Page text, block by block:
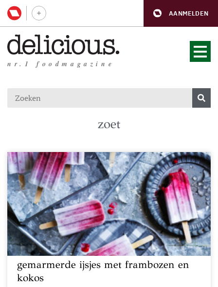
AANMELDEN
nr.1 foodmagazine
zoet
gemarmerde ijsjes met frambozen en
kokos